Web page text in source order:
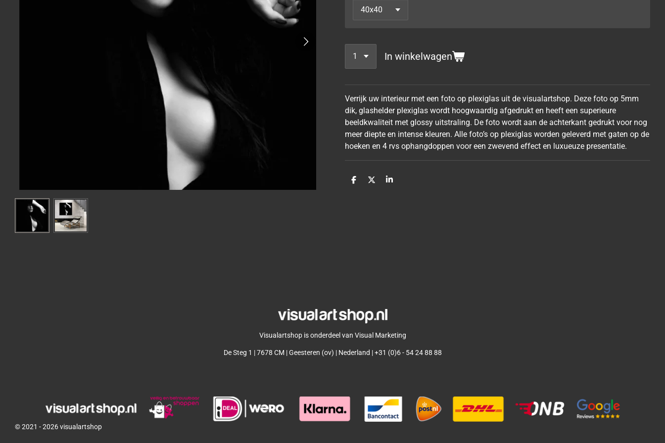
In winkelwagen
Verrijk uw interieur met een foto op plexiglas uit de visualartshop. Deze foto op 5mm
dik, glashelder plexiglas wordt hoogwaardig afgedrukt en heeft een superieure
beeldkwaliteit met glossy uitstraling. De foto wordt aan de achterkant gedrukt voor nog
meer diepte en intense kleuren. Alle foto’s op plexiglas worden geleverd met gaten op de
hoeken en 4 rvs ophangdoppen voor een zwevend effect en luxueuze presentatie.
D
D
S
Visualartshop is onderdeel van Visual Marketing
De Steg 1 | 7678 CM | Geesteren (ov) | Nederland | +31 (0)6 - 54 24 88 88
© 2021 - 2026 visualartshop